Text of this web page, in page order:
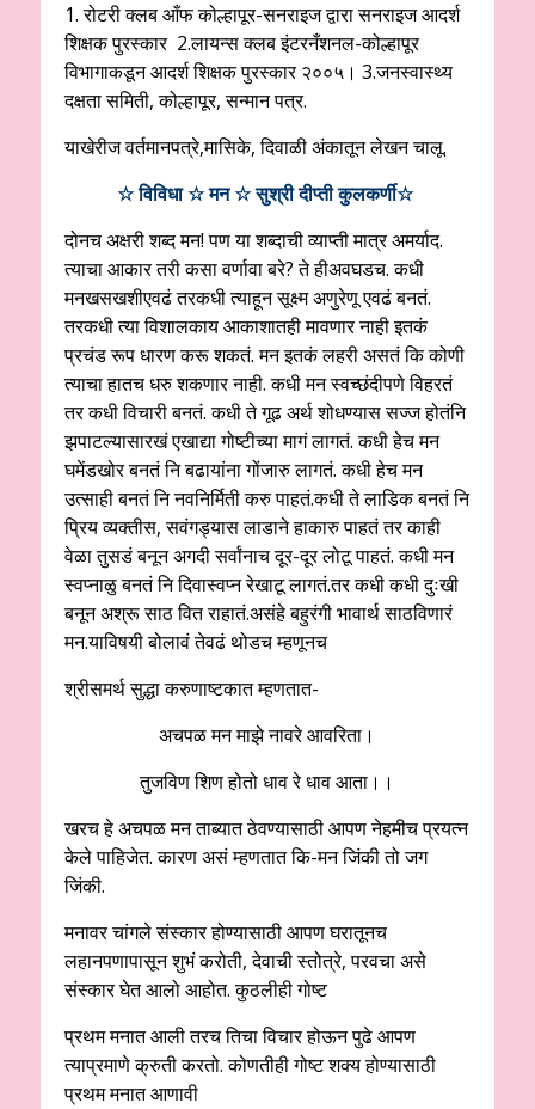
1. रोटरी क्लब आँफ कोल्हापूर-सनराइज द्वारा सनराइज आदर्श
शिक्षक पुरस्कार 2.लायन्स क्लब इंटरनँशनल-कोल्हापूर
विभागाकडून आदर्श शिक्षक पुरस्कार २००५। 3.जनस्वास्थ्य
दक्षता समिती, कोल्हापूर, सन्मान पत्र.
याखेरीज वर्तमानपत्रे,मासिके, दिवाळी अंकातून लेखन चालू.
☆ विविधा ☆ मन ☆ सुश्री दीप्ती कुलकर्णी☆
दोनच अक्षरी शब्द मन! पण या शब्दाची व्याप्ती मात्र अमर्याद.
त्याचा आकार तरी कसा वर्णावा बरे? ते हीअवघडच. कधी
मनखसखशीएवढं तरकधी त्याहून सूक्ष्म अणुरेणू एवढं बनतं.
तरकधी त्या विशालकाय आकाशातही मावणार नाही इतकं
प्रचंड रूप धारण करू शकतं. मन इतकं लहरी असतं कि कोणी
त्याचा हातच धरु शकणार नाही. कधी मन स्वच्छंदीपणे विहरतं
तर कधी विचारी बनतं. कधी ते गूढ अर्थ शोधण्यास सज्ज होतंनि
झपाटल्यासारखं एखाद्या गोष्टीच्या मागं लागतं. कधी हेच मन
घमेंडखोर बनतं नि बढायांना गोंजारु लागतं. कधी हेच मन
उत्साही बनतं नि नवनिर्मिती करु पाहतं.कधी ते लाडिक बनतं नि
प्रिय व्यक्तीस, सवंगड्यास लाडाने हाकारु पाहतं तर काही
वेळा तुसडं बनून अगदी सर्वांनाच दूर-दूर लोटू पाहतं. कधी मन
स्वप्नाळु बनतं नि दिवास्वप्न रेखाटू लागतं.तर कधी कधी दुःखी
बनून अश्रू साठ वित राहातं.असंहे बहुरंगी भावार्थ साठविणारं
मन.याविषयी बोलावं तेवढं थोडच म्हणूनच
श्रीसमर्थ सुद्धा करुणाष्टकात म्हणतात-
अचपळ मन माझे नावरे आवरिता।
तुजविण शिण होतो धाव रे धाव आता।।
खरच हे अचपळ मन ताब्यात ठेवण्यासाठी आपण नेहमीच प्रयत्न
केले पाहिजेत. कारण असं म्हणतात कि-मन जिंकी तो जग
जिंकी.
मनावर चांगले संस्कार होण्यासाठी आपण घरातूनच
लहानपणापासून शुभं करोती, देवाची स्तोत्रे, परवचा असे
संस्कार घेत आलो आहोत. कुठलीही गोष्ट
प्रथम मनात आली तरच तिचा विचार होऊन पुढे आपण
त्याप्रमाणे क्रुती करतो. कोणतीही गोष्ट शक्य होण्यासाठी
प्रथम मनात आणावी